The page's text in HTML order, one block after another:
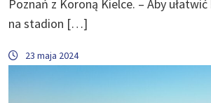
Poznań z Koroną Kielce. – Aby
na stadion […]
23 maja 2024